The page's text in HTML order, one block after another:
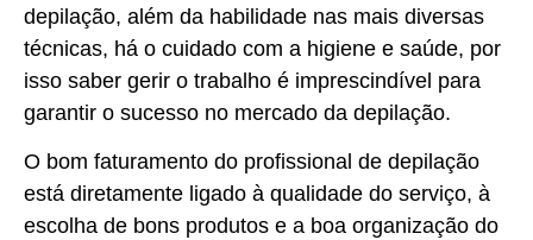
depilação, além da habilidade nas mais diversas
técnicas, há o cuidado com a higiene e saúde, por
isso saber gerir o trabalho é imprescindível para
garantir o sucesso no mercado da depilação.
O bom faturamento do profissional de depilação
está diretamente ligado à qualidade do serviço, à
escolha de bons produtos e a boa organização do